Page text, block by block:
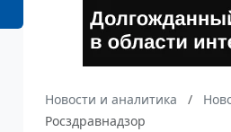
Новости и аналитика
Росздравнадзор